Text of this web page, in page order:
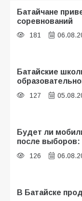
Батайчане
соревнований
181
Батайские
127
Будет ли
после выборов:
126
В Батайске